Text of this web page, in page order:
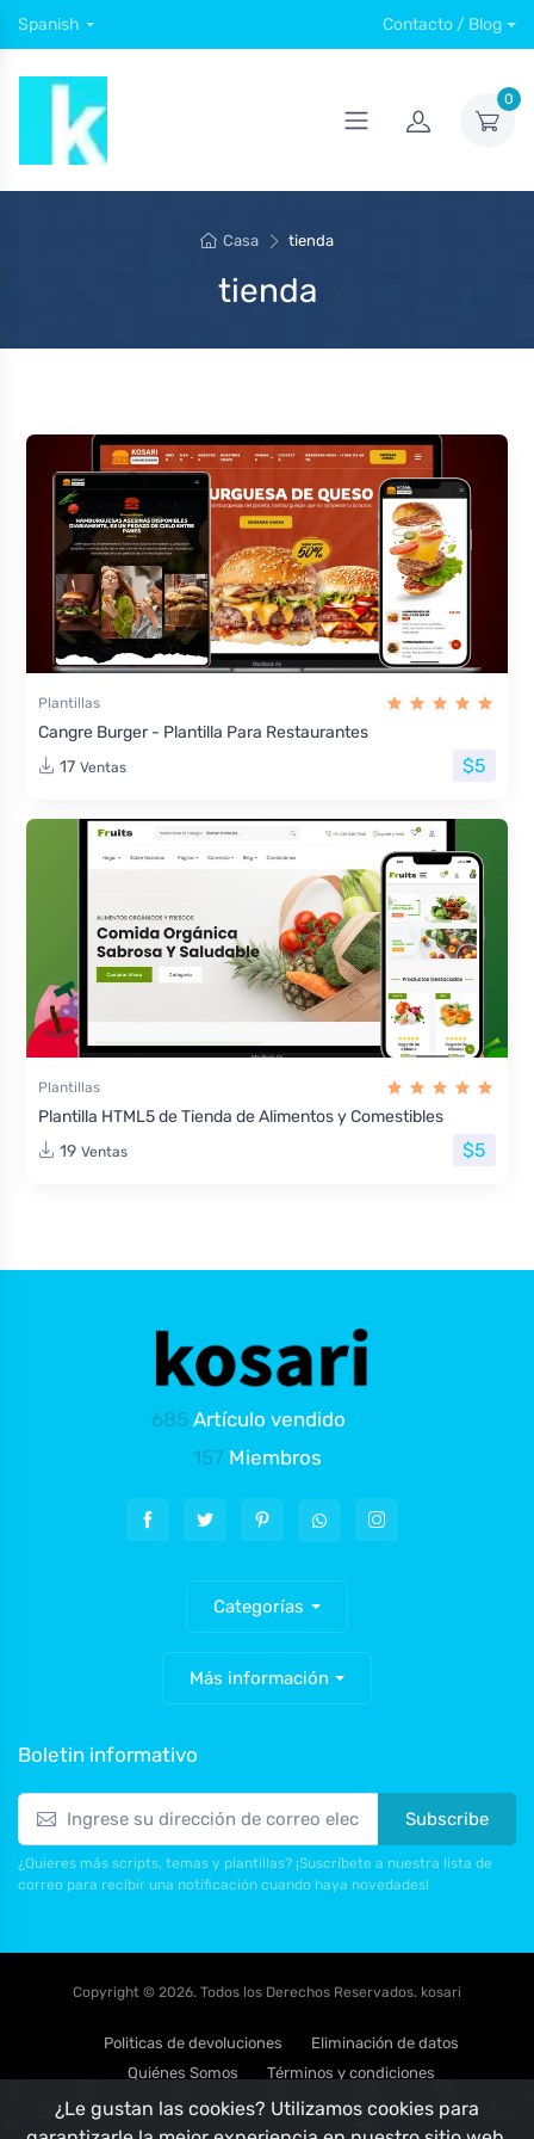
Spanish Contacto / Blog
0
Casa tienda
tienda
Plantillas
Cangre Burger - Plantilla Para Restaurantes
17 Ventas $5
Plantillas
Plantilla HTML5 de Tienda de Alimentos y Comestibles
19 Ventas $5
685 Artículo vendido
157 Miembros
Categorías
Más información
Boletin informativo
Subscribe
¿Quieres más scripts, temas y plantillas? ¡Suscríbete a nuestra lista de
correo para recibir una notificación cuando haya novedades!
Copyright © 2026. Todos los Derechos Reservados. kosari
Politicas de devoluciones
Eliminación de datos
Quiénes Somos
Términos y condiciones
Politica de privacidad
¿Le gustan las cookies? Utilizamos cookies para